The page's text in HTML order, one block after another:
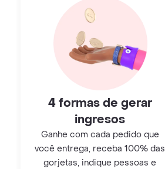
4 formas de gerar
ingresos
Ganhe com cada pedido que
você entrega, receba 100% das
gorjetas, indique pessoas e